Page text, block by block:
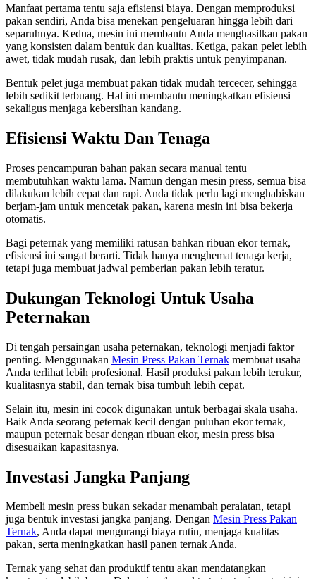
Manfaat pertama tentu saja efisiensi biaya. Dengan memproduksi
pakan sendiri, Anda bisa menekan pengeluaran hingga lebih dari
separuhnya. Kedua, mesin ini membantu Anda menghasilkan pakan
yang konsisten dalam bentuk dan kualitas. Ketiga, pakan pelet lebih
awet, tidak mudah rusak, dan lebih praktis untuk penyimpanan.
Bentuk pelet juga membuat pakan tidak mudah tercecer, sehingga
lebih sedikit terbuang. Hal ini membantu meningkatkan efisiensi
sekaligus menjaga kebersihan kandang.
Efisiensi Waktu Dan Tenaga
Proses pencampuran bahan pakan secara manual tentu
membutuhkan waktu lama. Namun dengan mesin press, semua bisa
dilakukan lebih cepat dan rapi. Anda tidak perlu lagi menghabiskan
berjam-jam untuk mencetak pakan, karena mesin ini bisa bekerja
otomatis.
Bagi peternak yang memiliki ratusan bahkan ribuan ekor ternak,
efisiensi ini sangat berarti. Tidak hanya menghemat tenaga kerja,
tetapi juga membuat jadwal pemberian pakan lebih teratur.
Dukungan Teknologi Untuk Usaha
Peternakan
Di tengah persaingan usaha peternakan, teknologi menjadi faktor
penting. Menggunakan Mesin Press Pakan Ternak membuat usaha
Anda terlihat lebih profesional. Hasil produksi pakan lebih terukur,
kualitasnya stabil, dan ternak bisa tumbuh lebih cepat.
Selain itu, mesin ini cocok digunakan untuk berbagai skala usaha.
Baik Anda seorang peternak kecil dengan puluhan ekor ternak,
maupun peternak besar dengan ribuan ekor, mesin press bisa
disesuaikan kapasitasnya.
Investasi Jangka Panjang
Membeli mesin press bukan sekadar menambah peralatan, tetapi
juga bentuk investasi jangka panjang. Dengan Mesin Press Pakan
Ternak, Anda dapat mengurangi biaya rutin, menjaga kualitas
pakan, serta meningkatkan hasil panen ternak Anda.
Ternak yang sehat dan produktif tentu akan mendatangkan